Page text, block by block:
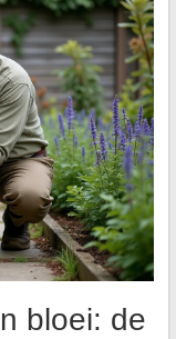
bloei: de